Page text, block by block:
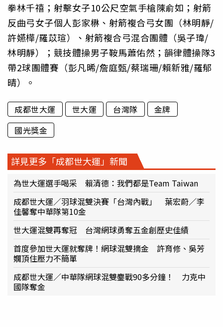
拳林千禧；射擊女子10公尺空氣手槍陳俞如；射箭
反曲弓女子個人彭家楙、射箭複合弓女團（林明靜/
許嬿樺/羅苡瑄）、射箭複合弓混合團體（吳子瑋/
林明靜）；競技體操男子鞍馬蕭佑然；韻律體操隊3
帶2球團體賽（彭凡晞/詹庭甄/蔡瑞珊/賴新雅/羅郁
晴）。
成都世大運 世大運 台灣隊
金牌
國光獎金
詳見更多「成都世大運」新聞
為世大運選手喝采 賴清德：我們都是Team Taiwan
成都世大運／羽球混雙決賽「台灣內戰」 葉宏蔚／李
佳馨奪中華隊第10金
世大運混雙再奪冠 台灣網球勇奪五金創歷史佳績
首度參加世大運就奪牌！網球混雙摘金 許育修、吳芳
嫺頂住壓力不簡單
成都世大運／中華隊網球混雙鏖戰90多分鐘！ 力克中
國隊奪金